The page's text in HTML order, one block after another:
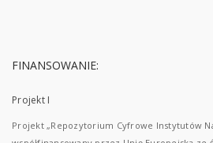
FINANSOWANIE:
Projekt I
Projekt „Repozytorium Cyfrowe Instytutów